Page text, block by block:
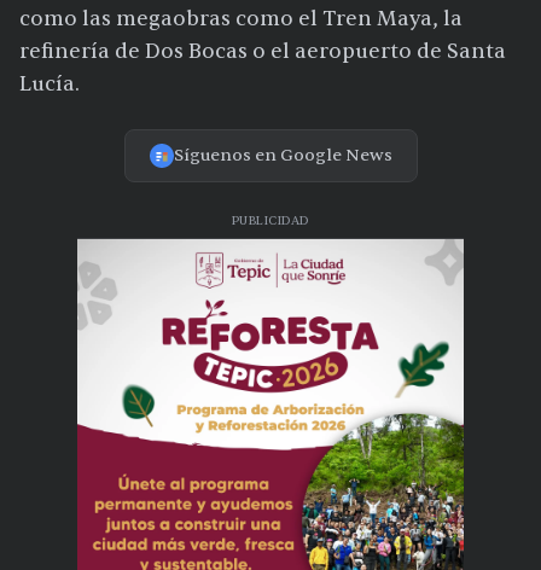
como las megaobras como el Tren Maya, la
refinería de Dos Bocas o el aeropuerto de Santa
Lucía.
Síguenos en Google News
PUBLICIDAD